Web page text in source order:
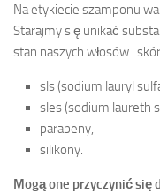
Na etykiecie szamponu
Starajmy się unikać
stan naszych włosów i
sls (sodium lauryl
sles (sodium laureth
parabeny,
silikony.
Mogą one przyczynić się